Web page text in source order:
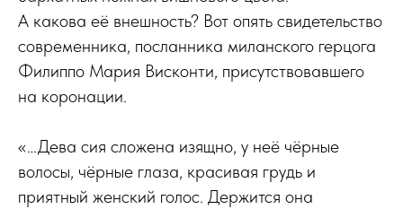
А какова её внешность? Вот опять свидетельство
современника, посланника миланского герцога
Филиппо Мария Висконти, присутствовавшего
на коронации.
«…Дева сия сложена изящно, у неё чёрные
волосы, чёрные глаза, красивая грудь и
приятный женский голос. Держится она